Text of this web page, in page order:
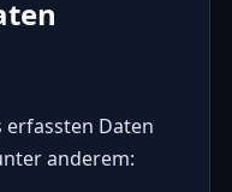
erfassten Daten
anderem: